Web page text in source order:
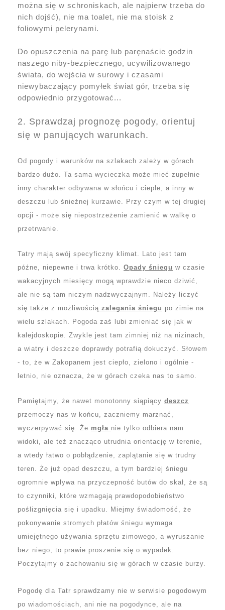
można się w schroniskach, ale najpierw trzeba do
nich dojść), nie ma toalet, nie ma stoisk z
foliowymi pelerynami.
Do opuszczenia na parę lub paręnaście godzin
naszego niby-bezpiecznego, ucywilizowanego
świata, do wejścia w surowy i czasami
niewybaczający pomyłek świat gór, trzeba się
odpowiednio przygotować...
2. Sprawdzaj prognozę pogody, orientuj
się w panujących warunkach.
Od pogody i warunków na szlakach zależy w górach
bardzo dużo. Ta sama wycieczka może mieć zupełnie
inny charakter odbywana w słońcu i cieple, a inny w
deszczu lub śnieżnej kurzawie. Przy czym w tej drugiej
opcji - może się niepostrzeżenie zamienić w walkę o
przetrwanie.
Tatry mają swój specyficzny klimat. Lato jest tam
późne, niepewne i trwa krótko. Opady śniegu w czasie
wakacyjnych miesięcy mogą wprawdzie nieco dziwić,
ale nie są tam niczym nadzwyczajnym. Należy liczyć
się także z możliwością zalegania śniegu po zimie na
wielu szlakach. Pogoda zaś lubi zmieniać się jak w
kalejdoskopie. Zwykle jest tam zimniej niż na nizinach,
a wiatry i deszcze doprawdy potrafią dokuczyć. Słowem
- to, że w Zakopanem jest ciepło, zielono i ogólnie -
letnio, nie oznacza, że w górach czeka nas to samo.
Pamiętajmy, że nawet monotonny siąpiący deszcz
przemoczy nas w końcu, zaczniemy marznąć,
wyczerpywać się. Że mgła nie tylko odbiera nam
widoki, ale też znacząco utrudnia orientację w terenie,
a wtedy łatwo o pobłądzenie, zaplątanie się w trudny
teren. Że już opad deszczu, a tym bardziej śniegu
ogromnie wpływa na przyczepność butów do skał, że są
to czynniki, które wzmagają prawdopodobieństwo
poślizgnięcia się i upadku. Miejmy świadomość, że
pokonywanie stromych płatów śniegu wymaga
umiejętnego używania sprzętu zimowego, a wyruszanie
bez niego, to prawie proszenie się o wypadek.
Poczytajmy o zachowaniu się w górach w czasie burzy.
Pogodę dla Tatr sprawdzamy nie w serwisie pogodowym
po wiadomościach, ani nie na pogodynce, ale na